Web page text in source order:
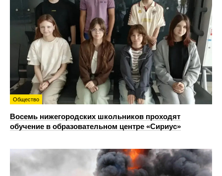
Общество
Восемь нижегородских школьников проходят
обучение в образовательном центре «Сириус»